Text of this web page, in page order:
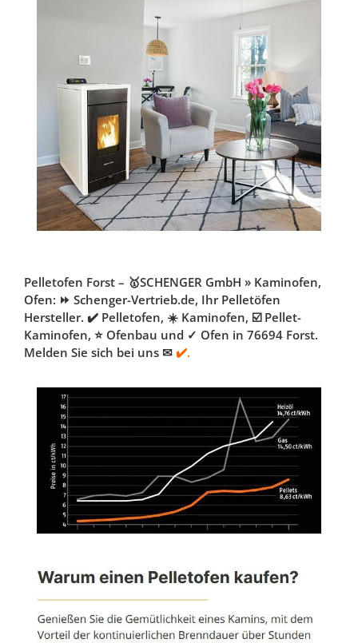
Pelletofen Forst – 🥇SCHENGER GmbH » Kaminofen,
Ofen: ⏩ Schenger-Vertrieb.de, Ihr Pelletöfen
Hersteller. ✔️ Pelletofen, ☀️ Kaminofen, ☑️ Pellet-
Kaminofen, ⭐ Ofenbau und ✓ Ofen in 76694 Forst.
Melden Sie sich bei uns ✉ ✔️.